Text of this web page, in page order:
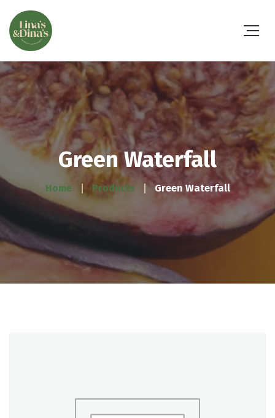
Green Waterfall
Home Products Green Waterfall